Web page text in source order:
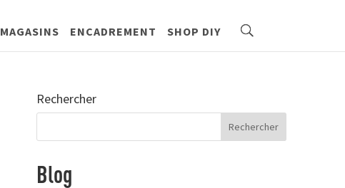
MAGASINS ENCADREMENT SHOP DIY
Rechercher
Blog